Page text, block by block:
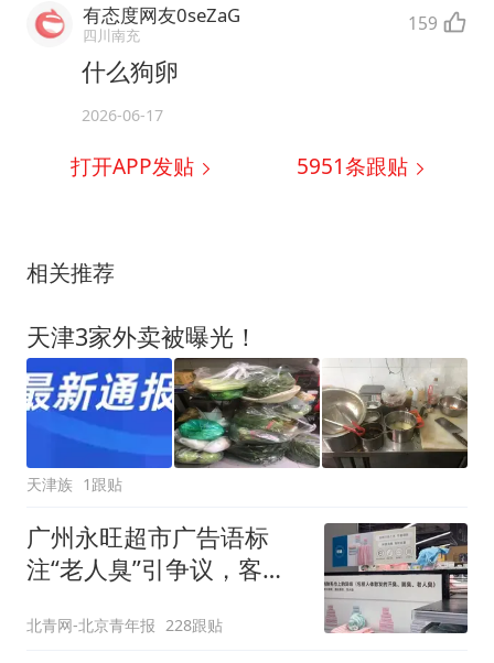
有态度网友0seZaG
四川南充 159
什么狗卵
2026-06-17
打开APP发贴 5951条跟贴
相关推荐
天津3家外卖被曝光！
天津族 1跟贴
广州永旺超市广告语标
注“老人臭”引争议，客服
北青网-北京青年报 228跟贴